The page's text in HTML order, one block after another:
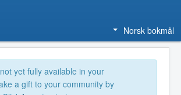
Norsk bokmål
yet fully available in your
a gift to your community by